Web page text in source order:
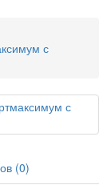
с
(0)